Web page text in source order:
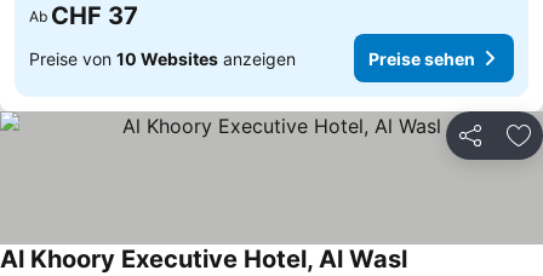
Ab CHF 37
Preise von 10 Websites anzeigen Preise sehen
Teilen
Al Khoory Executive Hotel, Al Wasl